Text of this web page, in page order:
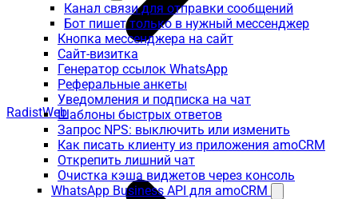
Канал связи для отправки сообщений
Бот пишет только в нужный мессенджер
Кнопка мессенджера на сайт
Сайт-визитка
Генератор ссылок WhatsApp
Реферальные анкеты
Уведомления и подписка на чат
Шаблоны быстрых ответов
Запрос NPS: выключить или изменить
Как писать клиенту из приложения amoCRM
Открепить лишний чат
Очистка кэша виджетов через консоль
WhatsApp Business API для amoCRM
RadistWeb